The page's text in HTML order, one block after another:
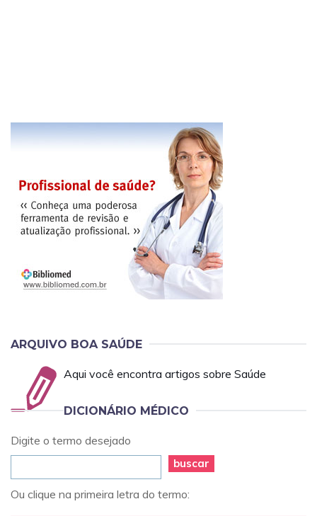
ARQUIVO BOA SAÚDE
Aqui você encontra artigos sobre Saúde
DICIONÁRIO MÉDICO
Digite o termo desejado
buscar
Ou clique na primeira letra do termo: